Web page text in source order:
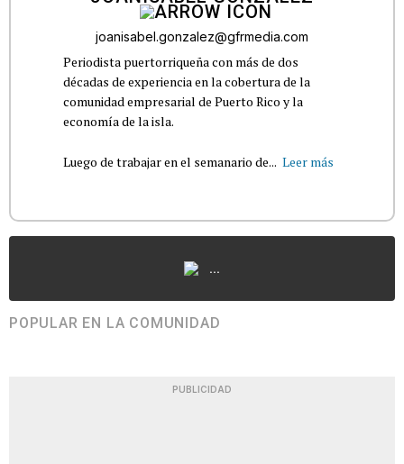
joanisabel.gonzalez@gfrmedia.com
Periodista puertorriqueña con más de dos
décadas de experiencia en la cobertura de la
comunidad empresarial de Puerto Rico y la
economía de la isla.
Luego de trabajar en el semanario de... Leer más
...
POPULAR EN LA COMUNIDAD
PUBLICIDAD